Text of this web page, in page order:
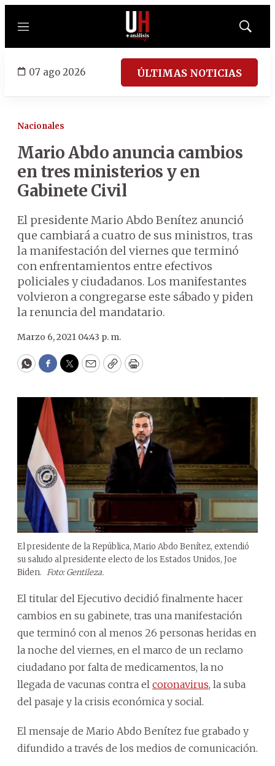
Menú
Mostrar
07 ago 2026 ÚLTIMAS NOTICIAS
Nacionales
Mario Abdo anuncia cambios
en tres ministerios y en
Gabinete Civil
El presidente Mario Abdo Benítez anunció
que cambiará a cuatro de sus ministros, tras
la manifestación del viernes que terminó
con enfrentamientos entre efectivos
policiales y ciudadanos. Los manifestantes
volvieron a congregarse este sábado y piden
la renuncia del mandatario.
Marzo 6, 2021 04:43 p. m.
WhatsApp
Facebook
Twitter
EmailCopyPrint
El presidente de la República, Mario Abdo Benítez, extendió
su saludo al presidente electo de los Estados Unidos, Joe
Biden. Foto: Gentileza.
El titular del Ejecutivo decidió finalmente hacer
cambios en su gabinete, tras una manifestación
que terminó con al menos 26 personas heridas en
la noche del viernes, en el marco de un reclamo
ciudadano por falta de medicamentos, la no
llegada de vacunas contra el coronavirus, la suba
del pasaje y la crisis económica y social.
El mensaje de Mario Abdo Benítez fue grabado y
difundido a través de los medios de comunicación.